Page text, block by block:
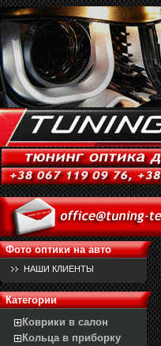
Фото оптики на авто
НАШИ КЛИЕНТЫ
Категории
Коврики в салон
Кольца в приборку